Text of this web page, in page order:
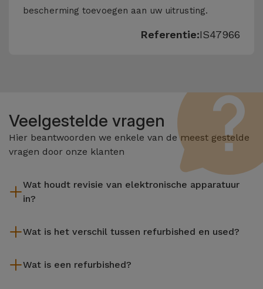
bescherming toevoegen aan uw uitrusting.
Referentie:IS47966
Veelgestelde vragen
Hier beantwoorden we enkele van de meest gestelde
vragen door onze klanten
Wat houdt revisie van elektronische apparatuur
in?
reiniging, en niet te vergeten het repareren van elk defect
apparatuur die door Services wordt gereviseerd,
Wat is het verschil tussen refurbished en used?
getest en voorbereid door gespecialiseerde technici om hun
Wat is een refurbished?